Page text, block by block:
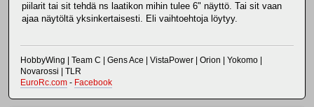
piilarit tai sit tehdä ns laatikon mihin tulee 6" näyttö. Tai sit vaan
ajaa näytöltä yksinkertaisesti. Eli vaihtoehtoja löytyy.
HobbyWing | Team C | Gens Ace | VistaPower | Orion | Yokomo |
Novarossi | TLR
EuroRc.com - Facebook